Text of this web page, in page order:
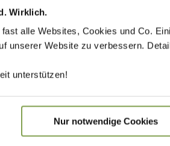
Wirklich.
alle Websites, Cookies und Co.
unserer Website zu verbessern.
unterstützen!
Nur notwendige Cookies